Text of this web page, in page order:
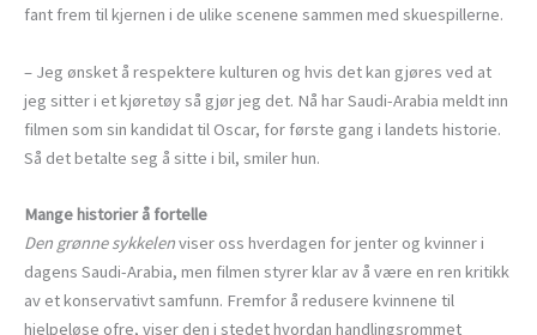
fant frem til kjernen i de ulike scenene sammen med skuespillerne.
– Jeg ønsket å respektere kulturen og hvis det kan gjøres ved at
jeg sitter i et kjøretøy så gjør jeg det. Nå har Saudi-Arabia meldt inn
filmen som sin kandidat til Oscar, for første gang i landets historie.
Så det betalte seg å sitte i bil, smiler hun.
Mange historier å fortelle
Den grønne sykkelenviser oss hverdagen for jenter og kvinner i
dagens Saudi-Arabia, men filmen styrer klar av å være en ren kritikk
av et konservativt samfunn. Fremfor å redusere kvinnene til
hjelpeløse ofre, viser den i stedet hvordan handlingsrommet